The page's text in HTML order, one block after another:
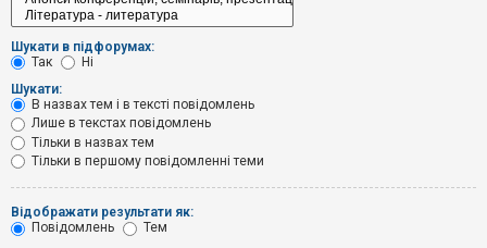
в
н
т
е
м
и
о
ш
Шукати в підфорумах:
Так
Ні
Шукати:
В назвах тем і в тексті повідомлень
Лише в текстах повідомлень
Тільки в назвах тем
Тільки в першому повідомленні теми
Відображати результати як:
Повідомлень
Тем